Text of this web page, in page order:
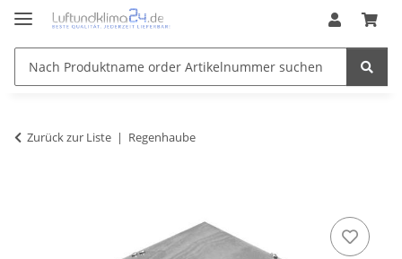
Zurück zur Liste Regenhaube